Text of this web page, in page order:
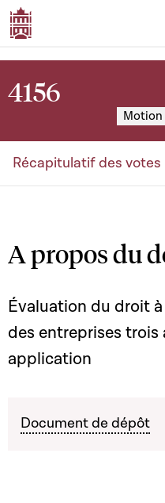
4156
Motion
Récapitulatif des votes
A propos du
Évaluation du droit
des entreprises trois
application
Document de dépôt